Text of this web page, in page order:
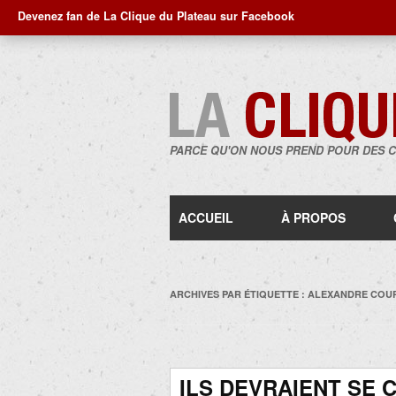
Devenez fan de La Clique du Plateau sur Facebook
PARCE QU'ON NOUS PREND POUR DES
ACCUEIL À PROPOS
ARCHIVES PAR ÉTIQUETTE : ALEXANDRE
ILS DEVRAIENT SE